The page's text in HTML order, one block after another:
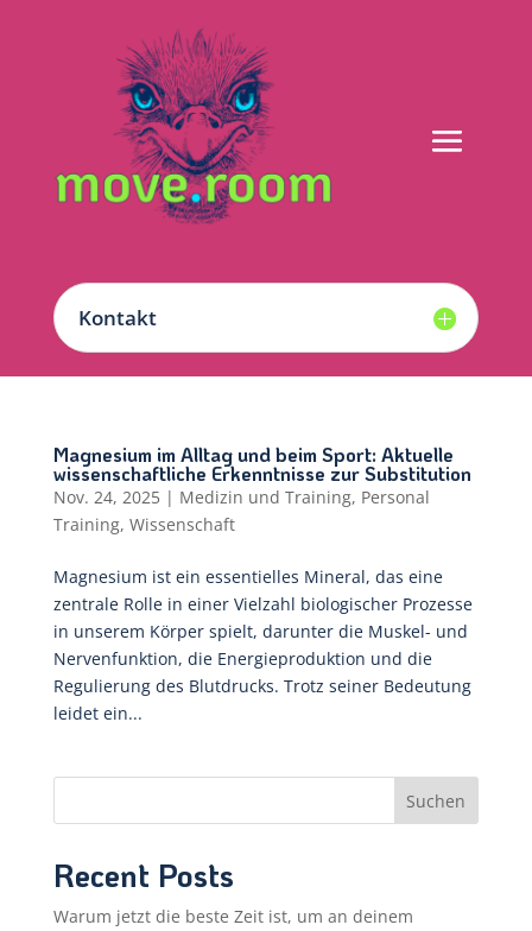
Kontakt
Magnesium im Alltag und beim Sport: Aktuelle
wissenschaftliche Erkenntnisse zur Substitution
Nov. 24, 2025| Medizin und Training, Personal
Training, Wissenschaft
Magnesium ist ein essentielles Mineral, das eine
zentrale Rolle in einer Vielzahl biologischer Prozesse
in unserem Körper spielt, darunter die Muskel- und
Nervenfunktion, die Energieproduktion und die
Regulierung des Blutdrucks. Trotz seiner Bedeutung
leidet ein...
Suchen
Recent Posts
Warum jetzt die beste Zeit ist, um an deinem